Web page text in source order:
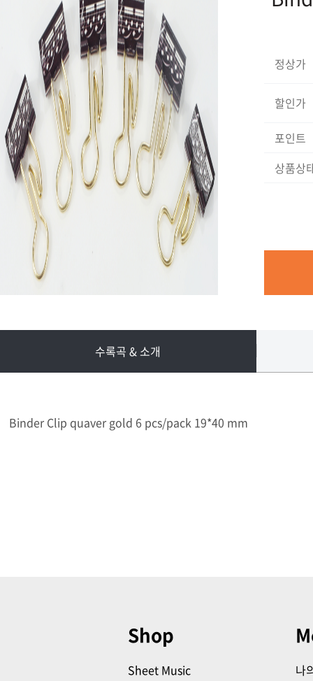
정상가
할인가
포인트
상품상
수록곡 & 소개
Binder Clip quaver gold 6 pcs/pack 19*40 mm
Shop
Sheet Music
나